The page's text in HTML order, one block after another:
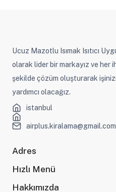
Ucuz Mazotlu Isımak Isıtıcı
olarak lider bir markayız ve her
şekilde çözüm oluşturarak
yardımcı olacağız.
istanbul
airplus.kiralama@gmail.com
Adres
Hızlı Menü
Hakkımızda